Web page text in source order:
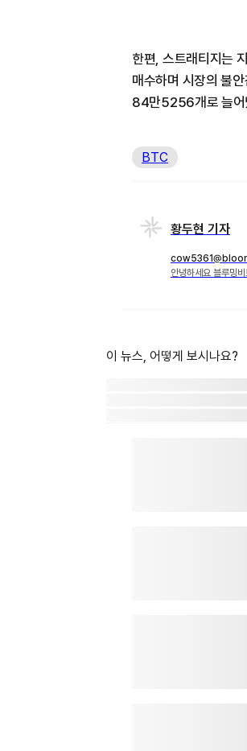
한편, 스트래티지는
매수하며 시장의 불
84만5256개로 늘어
BTC
황두현 기자
안녕하세요 블루밍
이 뉴스, 어떻게 보시나요?